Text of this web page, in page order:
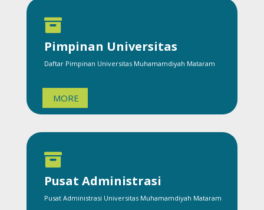

Pimpinan Universitas
Daftar Pimpinan Universitas Muhamamdiyah Mataram
MORE

Pusat Administrasi
Pusat Administrasi Universitas Muhamamdiyah Mataram